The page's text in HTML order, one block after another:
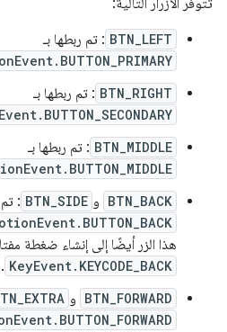
تتوفّر الأزرار التالية:
BTN_LEFT : تم ربطها بـ
BTN_RIGHT : تم ربطها بـ
BTN_MIDDLE : تم ربطها بـ
BTN_BACK و BTN_SIDE
:
هذا الزر أيضًا إلى إنشاء ضغطة
KeyEvent.KEYCODE_BACK
.
BTN_FORWARD و